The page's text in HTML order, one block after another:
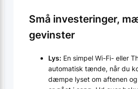
Små investeringer,
gevinster
Lys: En simpel Wi-Fi- eller
automatisk tænde, når du
dæmpe lyset om aftenen